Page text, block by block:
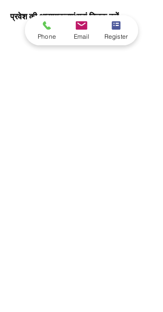
प्रवेश की आवश्यकताएं:यहां क्लिक करें
Phone Email Register